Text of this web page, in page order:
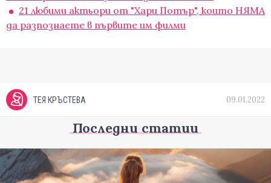
21 любими актьори от "Хари Потър", които НЯМА
да разпознаете в първите им филми
ТЕЯ КРЪСТЕВА 09.01.2022
Последни статии